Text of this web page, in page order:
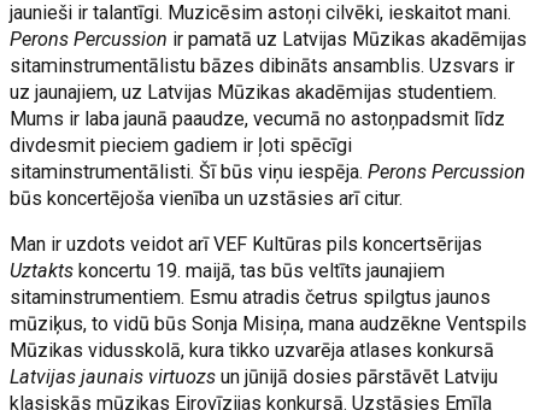
jaunieši ir talantīgi. Muzicēsim astoņi cilvēki, ieskaitot mani.
Perons Percussion ir pamatā uz Latvijas Mūzikas akadēmijas
sitaminstrumentālistu bāzes dibināts ansamblis. Uzsvars ir
uz jaunajiem, uz Latvijas Mūzikas akadēmijas studentiem.
Mums ir laba jaunā paaudze, vecumā no astoņpadsmit līdz
divdesmit pieciem gadiem ir ļoti spēcīgi
sitaminstrumentālisti. Šī būs viņu iespēja.Perons Percussion
būs koncertējoša vienība un uzstāsies arī citur.
Man ir uzdots veidot arī VEF Kultūras pils koncertsērijas
Uztakts koncertu 19. maijā, tas būs veltīts jaunajiem
sitaminstrumentiem. Esmu atradis četrus spilgtus jaunos
mūziķus, to vidū būs Sonja Misiņa, mana audzēkne Ventspils
Mūzikas vidusskolā, kura tikko uzvarēja atlases konkursā
Latvijas jaunais virtuozs un jūnijā dosies pārstāvēt Latviju
klasiskās mūzikas Eirovīzijas konkursā. Uzstāsies Emīla